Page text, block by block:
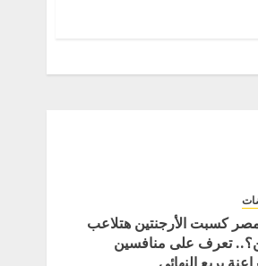
كسبت الأرجنتين هتلاعب
تعرف على منافسين